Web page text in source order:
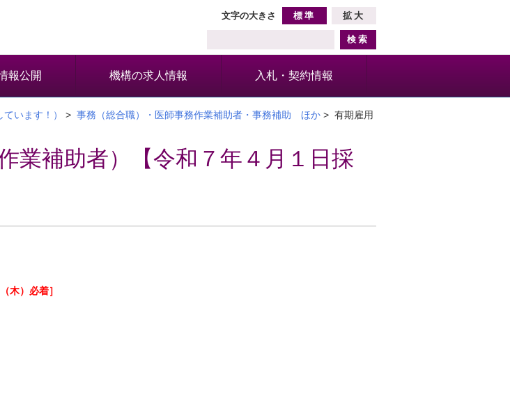
文字の大きさ 標準 拡大
報公開 機構の求人情報 入札・契約情報
います！） > 事務（総合職）・医師事務作業補助者・事務補助 ほか > 有期雇用
業補助者）【令和７年４月１日採
木）必着］